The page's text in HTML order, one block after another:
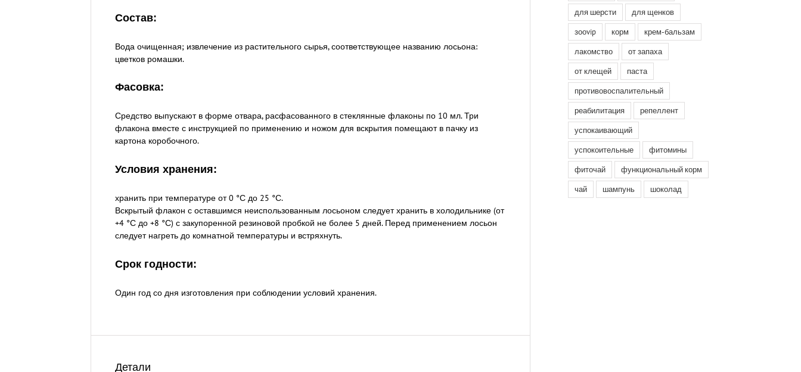
Состав:
Вода очищенная; извлечение из растительного сырья, соответствующее названию лосьона:
цветков ромашки.
Фасовка:
Средство выпускают в форме отвара, расфасованного в стеклянные флаконы по 10 мл. Три
флакона вместе с инструкцией по применению и ножом для вскрытия помещают в пачку из
картона коробочного.
Условия хранения:
хранить при температуре от 0 °С до 25 °С.
Вскрытый флакон с оставшимся неиспользованным лосьоном следует хранить в холодильнике (от
+4 °С до +8 °С) с закупоренной резиновой пробкой не более 5 дней. Перед применением лосьон
следует нагреть до комнатной температуры и встряхнуть.
Срок годности:
Один год со дня изготовления при соблюдении условий хранения.
Детали
для шерсти для щенков
зооvip корм крем-бальзам
лакомство от запаха
от клещей паста
противовоспалительный
реабилитация репеллент
успокаивающий
успокоительные фитомины
фиточай функциональный корм
чай шампунь шоколад